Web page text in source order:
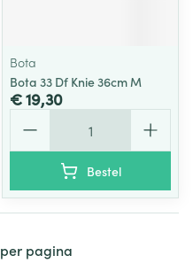
Bota
Bota 33 Df Knie 36cm M
€ 19,30
Bestel
per pagina